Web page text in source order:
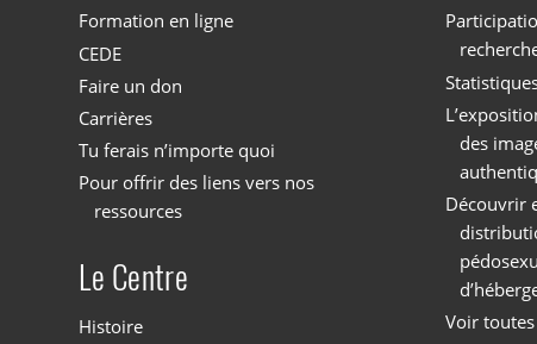
Formation en ligne
CEDE
Faire un don
Carrières
Tu ferais n’importe quoi
Pour offrir des liens vers nos
ressources
Le Centre
Histoire
des
Découvrir
Voir